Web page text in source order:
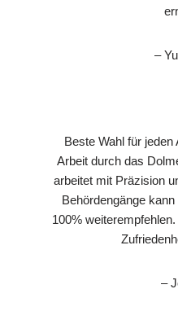
–
Beste Wahl für
Arbeit durch das
arbeitet mit Präzision
Behördengänge
100%
–